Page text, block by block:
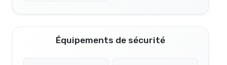
Équipements de sécurité